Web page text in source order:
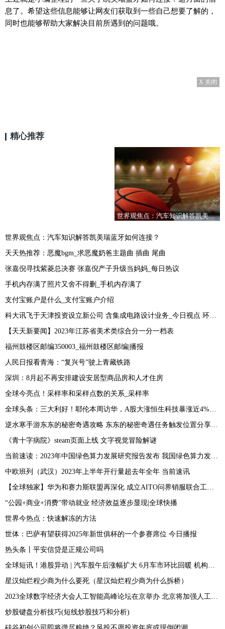
息了。希望这些信息能够让网友们获取到一些自己想要了解的，
同时也能够帮助大家解决目前所遇到的问题哦。
X 关闭
精心推荐
世界观焦点：汽车知识解答凯美瑞蓝牙如何连接？
世界观焦点：汽车知识解答凯美瑞蓝牙如何连接？
天天热推荐：恶魔bgm_求恶魔奶爸主题曲 插曲 尾曲
张嘉倪寻找紫菱总决赛 张嘉倪产子升级当妈妈_每日热议
手机内存满了照片又舍不得删_手机内存满了
支付宝账户是什么_支付宝账户介绍
科大讯飞于天津投资设立新公司 含集成电路设计业务_今日视点 环球今头条
【天天新要闻】2023年江苏省美术类综合分一分一档表
福州鼓楼区邮编350003_福州鼓楼区邮编|播报
人民日报看青海：“复兴号”驶上青藏铁路
深圳：8月起不再安排建设安居型商品房和人才住房
全球今亮点！采样率和采样点数的关系_采样率
全球头条：三大利好！耶伦本周访华，A股大涨恒生科技暴涨近4%，人民币止跌
逆水寒手游东东的秘密奇遇攻略 东东的秘密奇遇任务触发位置分享[多图]
《青十字病院》steam页面上线 文字视觉冒险解谜
当前速读：2023年中国绿色算力发展研究报告发布 我国绿色算力发展态势良好
中欧班列（武汉）2023年上半年开行量超去年全年 当前速讯
【全球独家】华为和赛力斯联盟再深化 成立AITO问界销服联合工作组
“公园+商业+消费”带动就业 经济效益逐步显现|全球快播
世界今热点：快速解冻的方法
世体：巴萨有望获得2025年新世俱杯的一个参赛席位 今日播报
热头条丨平安信贷是正规公司吗
全球短讯！港股异动 | 汽车股午后涨幅扩大 6月车市环比回暖 机构看好新能源车对传统燃油汽车加速替代
星汉灿烂程少商为什么要死（星汉灿烂程少商为什么拆桥）
2023全球数字经济大会人工智能高峰论坛在京举办 北京将加强人工智能政策创新和标准引领-当前短讯
炒股键盘分析技巧(短线炒股技巧和分析)